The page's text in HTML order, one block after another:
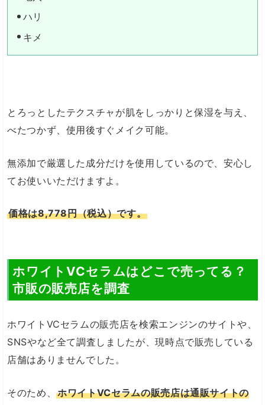
ハリ
キメ
とろっとしたテクスチャが肌をしっかりと保湿を与え、
べたつかず、使用後すぐメイク可能。
無添加で厳選した成分だけを使用しているので、安心し
てお使いいただけますよ。
価格は8,778円（税込）です。
ホワイトVCセラムはどこで売ってる？
市販の販売店を調査
ホワイトVCセラムの販売店を検索エンジンのサイトや、
SNSやなど全て調査しましたが、現時点で販売している
店舗はありませんでした。
そのため、ホワイトVCセラムの販売店は通販サイトの